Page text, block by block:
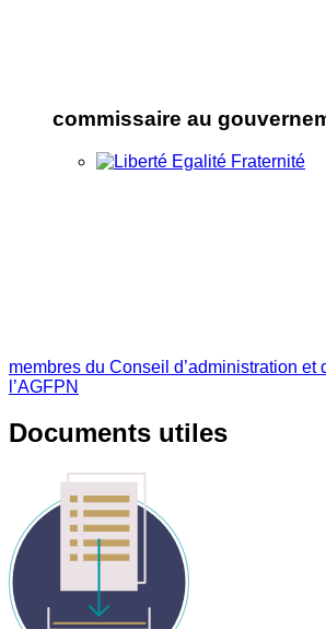
commissaire au
membres du Conseil d’administration et
l’AGFPN
Documents utiles